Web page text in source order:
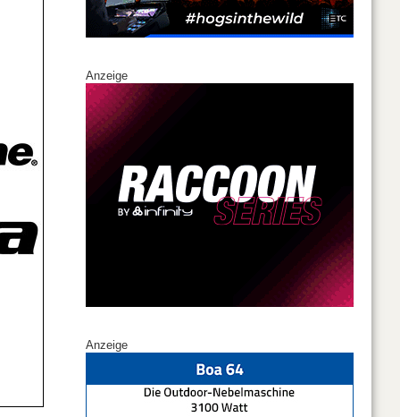
Anzeige
Anzeige